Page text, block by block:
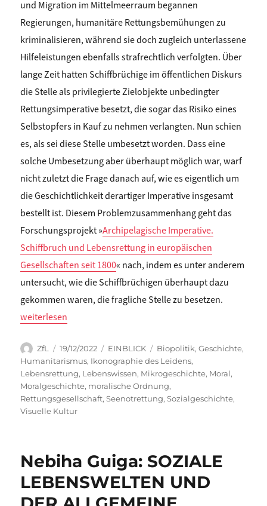
und Migration im Mittelmeerraum begannen
Regierungen, humanitäre Rettungsbemühungen zu
kriminalisieren, während sie doch zugleich unterlassene
Hilfeleistungen ebenfalls strafrechtlich verfolgten. Über
lange Zeit hatten Schiffbrüchige im öffentlichen Diskurs
die Stelle als privilegierte Zielobjekte unbedingter
Rettungsimperative besetzt, die sogar das Risiko eines
Selbstopfers in Kauf zu nehmen verlangten. Nun schien
es, als sei diese Stelle umbesetzt worden. Dass eine
solche Umbesetzung aber überhaupt möglich war, warf
nicht zuletzt die Frage danach auf, wie es eigentlich um
die Geschichtlichkeit derartiger Imperative insgesamt
bestellt ist. Diesem Problemzusammenhang geht das
Forschungsprojekt »Archipelagische Imperative.
Schiffbruch und Lebensrettung in europäischen
Gesellschaften seit 1800« nach, indem es unter anderem
untersucht, wie die Schiffbrüchigen überhaupt dazu
gekommen waren, die fragliche Stelle zu besetzen.
„Henning Trüper: SEENOT IM ARCHIPEL DER
weiterlesen
Autor
ZfL
Veröffentlicht
am
19/12/2022 Kategorien
EINBLICK Schlagwörter
Biopolitik,Geschichte,
Humanitarismus, Ikonographie des Leidens,
Lebensrettung, Lebenswissen, Mikrogeschichte, Moral,
Moralgeschichte, moralische Ordnung,
Rettungsgesellschaft,Seenotrettung,Sozialgeschichte,
Visuelle Kultur
Nebiha Guiga: SOZIALE
LEBENSWELTEN UND